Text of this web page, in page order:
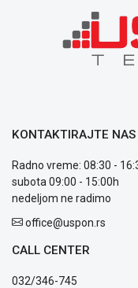
KONTAKTIRAJTE NAS
Radno vreme: 08:30 -
subota 09:00 - 15:00h
nedeljom ne radimo
office@uspon.rs
CALL CENTER
032/346-745